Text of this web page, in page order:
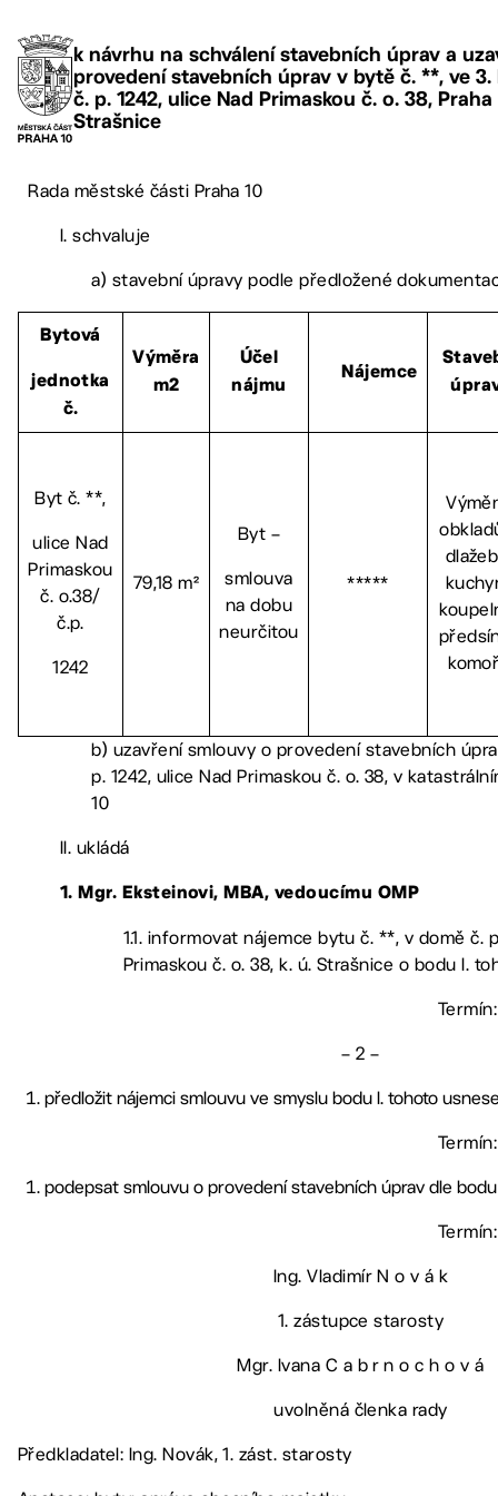
k návrhu na schválení stavebních úprav a
provedení stavebních úprav v bytě č. **, ve 3.
č. p. 1242, ulice Nad Primaskou č. o. 38,
Strašnice
Rada městské části Praha 10
I. schvaluje
a) stavební úpravy podle předložené
Bytová
jednotka
č.
Výměra
m2
Účel
nájmu
Nájemce
Byt č. **,
ulice Nad
Primaskou
č. o.38/
č.p.
1242
79,18 m²
Byt –
smlouva
na dobu
neurčitou
*****
b) uzavření smlouvy o provedení stavebních
p. 1242, ulice Nad Primaskou č. o. 38, v
10
II. ukládá
1. Mgr. Eksteinovi, MBA, vedoucímu OMP
1.1. informovat nájemce bytu č. **, v domě č.
Primaskou č. o. 38, k. ú. Strašnice o bodu I.
– 2 –
předložit nájemci smlouvu ve smyslu bodu I. tohoto
podepsat smlouvu o provedení stavebních úprav dle
Ing. Vladimír N o v á k
1. zástupce starosty
Mgr. Ivana C a b r n o c h o v á
uvolněná členka rady
Předkladatel: Ing. Novák, 1. zást. starosty